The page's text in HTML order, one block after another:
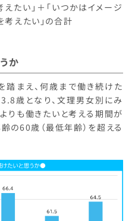
たい」＋「いつかはイメージ
えたい」の合計
か
踏まえ、何歳まで働き続けた
歳となり、文理男女別にみ
りも働きたいと考える期間が
の60歳（最低年齢）を超える